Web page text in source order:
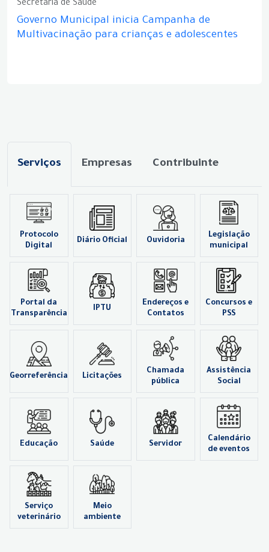
Secretaria de Saúde
Governo Municipal inicia Campanha de
Multivacinação para crianças e adolescentes
Serviços Empresas Contribuinte
Protocolo
Digital
Diário Oficial Ouvidoria
Legislação
municipal
Portal da
Transparência
IPTU
Endereços e
Contatos
Concursos e
PSS
Georreferência Licitações
Chamada
pública
Assistência
Social
Educação Saúde Servidor
Calendário
de eventos
Serviço
veterinário
Meio
ambiente